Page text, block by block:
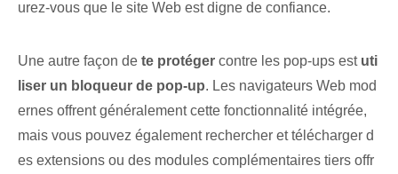
urez-vous que le site Web⁤ est digne de confiance.
Une autre façon de te protéger contre les pop-ups est uti
liser un bloqueur de pop-up. Les navigateurs Web mod
ernes offrent généralement cette fonctionnalité intégrée,
mais vous pouvez également rechercher et télécharger d
es extensions ou des modules complémentaires tiers offr